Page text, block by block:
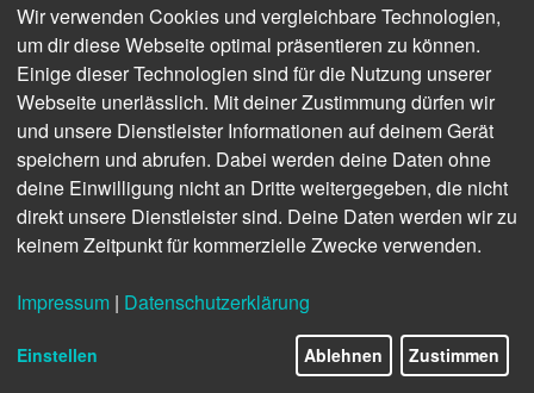
dpa-infografik, dpa-IT Services, picture alliance, dpa-AFX, mecom,
news aktuell, news aktuell (Schweiz), Rufa.
Wir verwenden Cookies und vergleichbare Technologien,
um dir diese Webseite optimal präsentieren zu können.
Einige dieser Technologien sind für die Nutzung unserer
Webseite unerlässlich. Mit deiner Zustimmung dürfen wir
und unsere Dienstleister Informationen auf deinem Gerät
speichern und abrufen. Dabei werden deine Daten ohne
deine Einwilligung nicht an Dritte weitergegeben, die nicht
direkt unsere Dienstleister sind. Deine Daten werden wir zu
keinem Zeitpunkt für kommerzielle Zwecke verwenden.
Impressum | Datenschutzerklärung
Einstellen Ablehnen Zustimmen